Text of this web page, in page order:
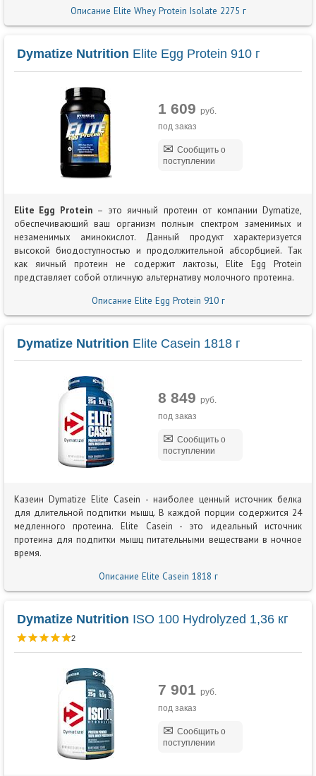
Описание Elite Whey Protein Isolate 2275 г
Dymatize Nutrition Elite Egg Protein 910 г
1 609 руб.
под заказ
Сообщить о
поступлении
Elite Egg Protein– это яичный протеин от компании Dymatize,
обеспечивающий ваш организм полным спектром заменимых и
незаменимых аминокислот. Данный продукт характеризуется
высокой биодоступностью и продолжительной абсорбцией. Так
как яичный протеин не содержит лактозы, Elite Egg Protein
представляет собой отличную альтернативу молочного протеина.
Описание Elite Egg Protein 910 г
Dymatize Nutrition Elite Casein 1818 г
8 849 руб.
под заказ
Сообщить о
поступлении
Казеин Dymatize Elite Casein - наиболее ценный источник белка
для длительной подпитки мышц. В каждой порции содержится 24
медленного протеина. Elite Casein - это идеальный источник
протеина для подпитки мышц питательными веществами в ночное
время.
Описание Elite Casein 1818 г
Dymatize Nutrition ISO 100 Hydrolyzed 1,36 кг
2
7 901 руб.
под заказ
Сообщить о
поступлении